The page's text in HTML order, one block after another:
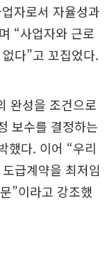
자로서 자율성과
“사업자와 근로
다”고 꼬집었다.
완성을 조건으로
보수를 결정하는
했다. 이어 “우리
급계약을 최저임
”이라고 강조했